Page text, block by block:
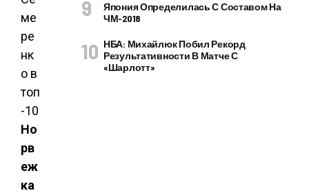
Но
рв
еж
ка
Япония Определилась С Составом На
ЧМ-2018
НБА: Михайлюк Побил Рекорд
Результативности В Матче С
«Шарлотт»